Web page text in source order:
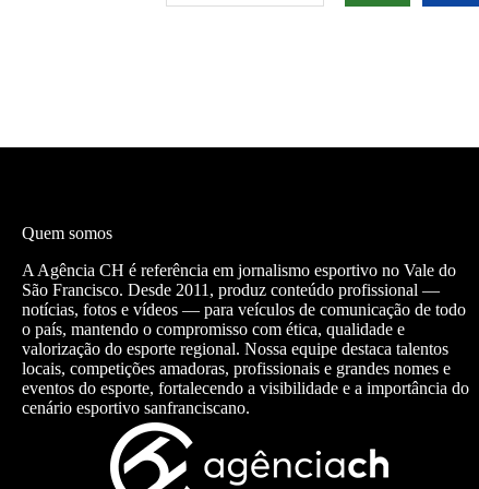
Quem somos
A Agência CH é referência em jornalismo esportivo no Vale do
São Francisco. Desde 2011, produz conteúdo profissional —
notícias, fotos e vídeos — para veículos de comunicação de todo
o país, mantendo o compromisso com ética, qualidade e
valorização do esporte regional. Nossa equipe destaca talentos
locais, competições amadoras, profissionais e grandes nomes e
eventos do esporte, fortalecendo a visibilidade e a importância do
cenário esportivo sanfranciscano.